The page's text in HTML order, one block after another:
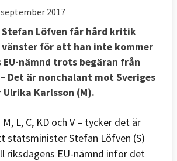
september 2017
Löfven får hård kritik
för att han inte kommer
nämnd trots begäran från
Det är nonchalant mot Sveriges
Karlsson (M).
L, C, KD och V – tycker det är
statsminister Stefan Löfven (S)
riksdagens EU-nämnd inför det